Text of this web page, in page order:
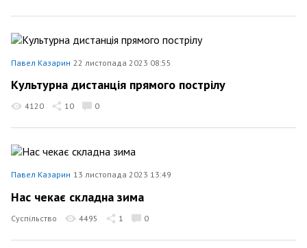
Павел Казарин 22 листопада 2023 08:55
Культурна дистанція прямого пострілу
4120 10 0
Павел Казарин 13 листопада 2023 13:49
Нас чекає складна зима
Суспільство 4495 1 0